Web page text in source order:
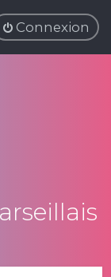
Connexion